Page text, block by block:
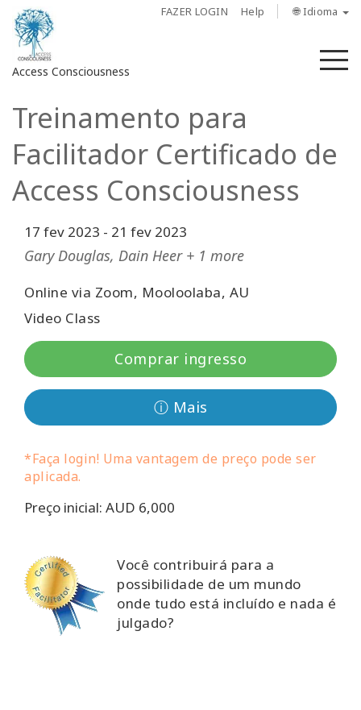
FAZER LOGIN Help 🌐 Idioma
Access Consciousness
Fazer
em
conta
Sobre
Bars
Classes
Facilitators
Shop
More
CONTATO
Treinamento para
Facilitador Certificado de
Access Consciousness
17 fev 2023 - 21 fev 2023
Gary Douglas, Dain Heer + 1 more
Online via Zoom, Mooloolaba, AU
Video Class
Comprar ingresso
ⓘ Mais
*Faça login! Uma vantagem de preço pode ser
aplicada.
Preço inicial: AUD 6,000
Você contribuirá para a
possibilidade de um mundo
onde tudo está incluído e nada é
julgado?